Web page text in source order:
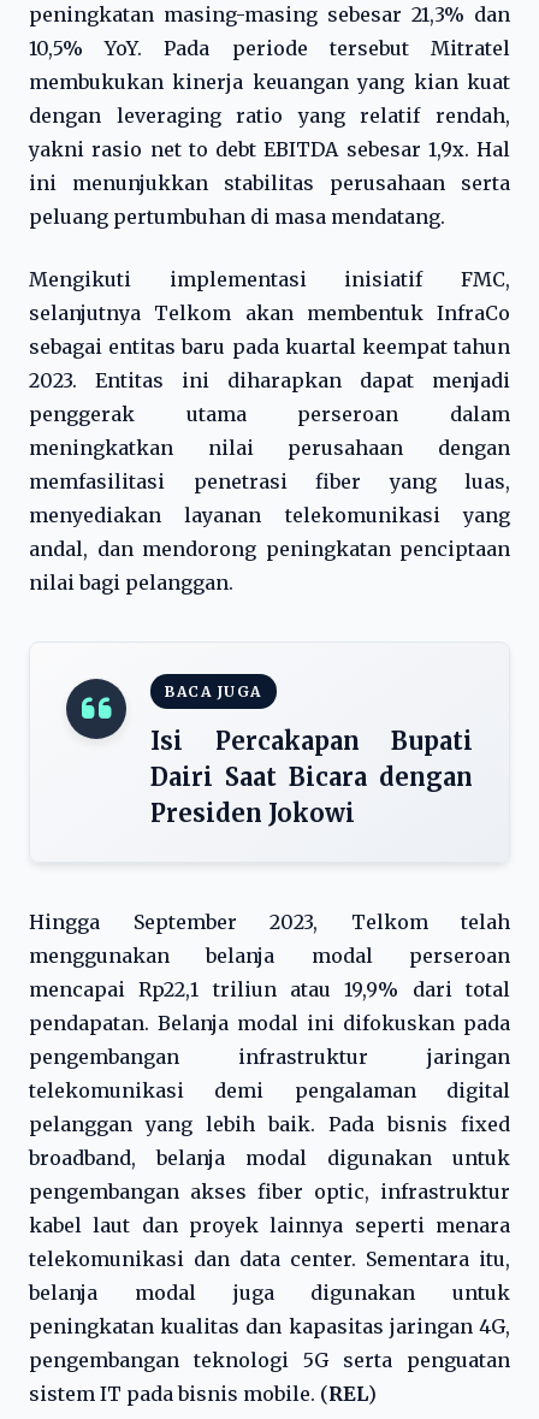
peningkatan masing-masing sebesar 21,3% dan
10,5% YoY. Pada periode tersebut Mitratel
membukukan kinerja keuangan yang kian kuat
dengan leveraging ratio yang relatif rendah,
yakni rasio net to debt EBITDA sebesar 1,9x. Hal
ini menunjukkan stabilitas perusahaan serta
peluang pertumbuhan di masa mendatang.
Mengikuti implementasi inisiatif FMC,
selanjutnya Telkom akan membentuk InfraCo
sebagai entitas baru pada kuartal keempat tahun
2023. Entitas ini diharapkan dapat menjadi
penggerak utama perseroan dalam
meningkatkan nilai perusahaan dengan
memfasilitasi penetrasi fiber yang luas,
menyediakan layanan telekomunikasi yang
andal, dan mendorong peningkatan penciptaan
nilai bagi pelanggan.
BACA JUGA
Isi Percakapan Bupati
Dairi Saat Bicara dengan
Presiden Jokowi
Hingga September 2023, Telkom telah
menggunakan belanja modal perseroan
mencapai Rp22,1 triliun atau 19,9% dari total
pendapatan. Belanja modal ini difokuskan pada
pengembangan infrastruktur jaringan
telekomunikasi demi pengalaman digital
pelanggan yang lebih baik. Pada bisnis fixed
broadband, belanja modal digunakan untuk
pengembangan akses fiber optic, infrastruktur
kabel laut dan proyek lainnya seperti menara
telekomunikasi dan data center. Sementara itu,
belanja modal juga digunakan untuk
peningkatan kualitas dan kapasitas jaringan 4G,
pengembangan teknologi 5G serta penguatan
sistem IT pada bisnis mobile. (REL)